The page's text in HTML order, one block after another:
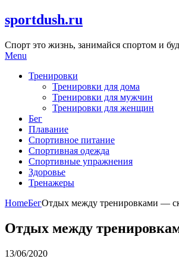
Skip
to
sportdush.ru
Спорт это жизнь, занимайся спортом и
Menu
Тренировки
Тренировки для дома
Тренировки для мужчин
Тренировки для женщин
Бег
Плавание
Спортивное питание
Спортивная одежда
Спортивные упражнения
Здоровье
Тренажеры
HomeБегОтдых между тренировками —
Отдых между
13/06/2020